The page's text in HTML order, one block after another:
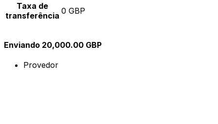
Taxa de
transferência 0 GBP
Enviando 20,000.00 GBP
Provedor